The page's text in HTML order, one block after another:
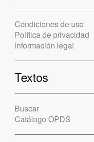
Condiciones de uso
Política de privacidad
Información legal
Textos
Buscar
Catálogo OPDS